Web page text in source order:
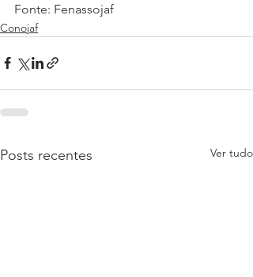
Fonte: Fenassojaf
Conojaf
Posts recentes Ver tudo